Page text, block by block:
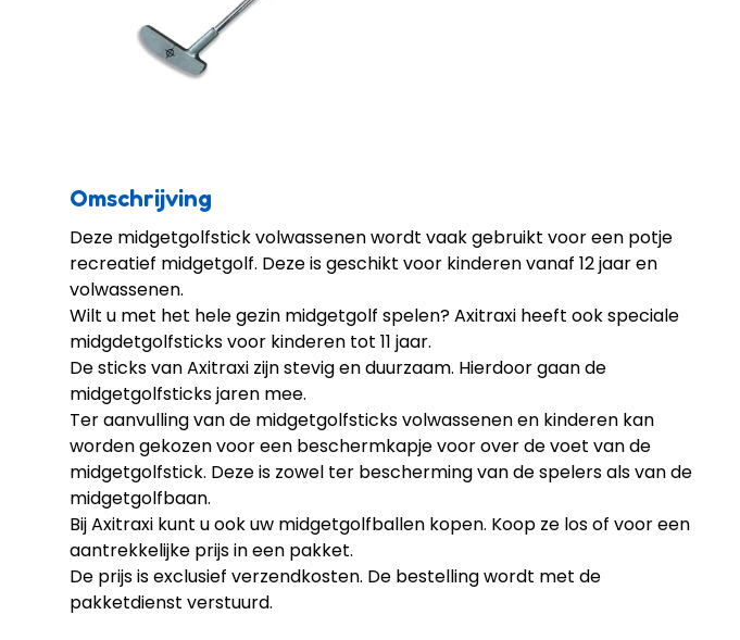
Omschrijving
Deze midgetgolfstick volwassenen wordt vaak gebruikt voor een potje
recreatief midgetgolf. Deze is geschikt voor kinderen vanaf 12 jaar en
volwassenen.
Wilt u met het hele gezin midgetgolf spelen? Axitraxi heeft ook speciale
midgdetgolfsticks voor kinderen tot 11 jaar.
De sticks van Axitraxi zijn stevig en duurzaam. Hierdoor gaan de
midgetgolfsticks jaren mee.
Ter aanvulling van de midgetgolfsticks volwassenen en kinderen kan
worden gekozen voor een beschermkapjevoor over de voet van de
midgetgolfstick. Deze is zowel ter bescherming van de spelers als van de
midgetgolfbaan.
Bij Axitraxi kunt u ook uw midgetgolfballen kopen. Koop ze los of voor een
aantrekkelijke prijs in een pakket.
De prijs is exclusief verzendkosten. De bestelling wordt met de
pakketdienst verstuurd.